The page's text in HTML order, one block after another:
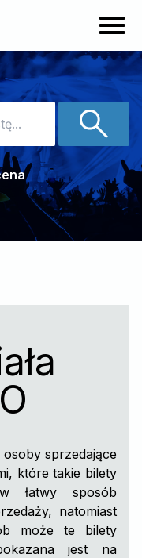
osoby sprzedające
które takie bilety
łatwy sposób
natomiast
może te bilety
jest na